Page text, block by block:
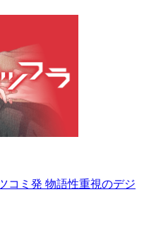
コミ発 物語性重視のデジ